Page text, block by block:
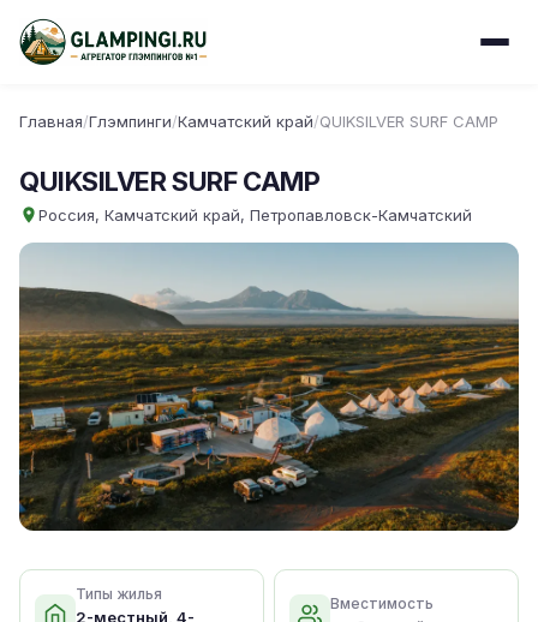
Главная/Глэмпинги/Камчатский край/QUIKSILVER SURF CAMP
QUIKSILVER SURF CAMP
Россия, Камчатский край, Петропавловск-Камчатский
Типы жилья
2-местный, 4-
Вместимость